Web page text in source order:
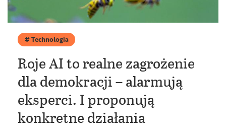
Technologia
Roje AI to realne zagrożenie
dla demokracji – alarmują
eksperci. I proponują
konkretne działania